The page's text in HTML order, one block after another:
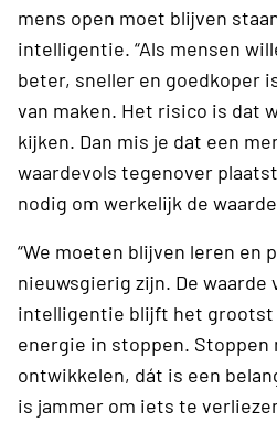
mens open moet blijven
intelligentie. “Als mensen
beter, sneller en goedkoper
van maken. Het risico is dat
kijken. Dan mis je dat een
waardevols tegenover
nodig om werkelijk de
“We moeten blijven leren en
nieuwsgierig zijn. De waarde
intelligentie blijft het grootst
energie in stoppen. Stoppen
ontwikkelen, dát is een
is jammer om iets te